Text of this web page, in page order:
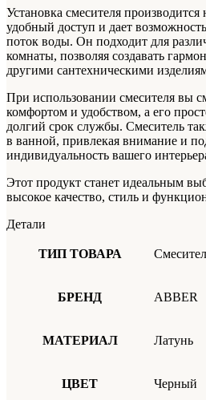
Установка смесителя производится
удобный доступ и дает
поток воды. Он подходит для
комнаты, позволяя создавать
другими сантехническими
При использовании смесителя вы
комфортом и удобством, а его
долгий срок службы. Смеситель
в ванной, привлекая внимание и
индивидуальность вашего
Этот продукт станет идеальным
высокое качество, стиль и
Детали
ТИП ТОВАРА
БРЕНД ABBER
МАТЕРИАЛ Латунь
ЦВЕТ Черный